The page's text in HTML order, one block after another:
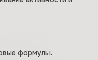
формулы.